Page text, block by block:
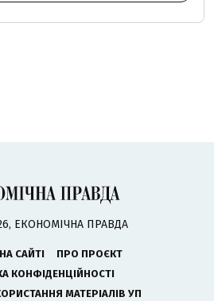
ЕКОНОМІЧНА ПРАВДА
САЙТІ
ПРО ПРОЄКТ
КОНФІДЕНЦІЙНОСТІ
МАТЕРІАЛІВ УП